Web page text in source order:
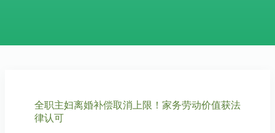
全职主妇离婚补偿取消上限！家务劳动价值获法
律认可